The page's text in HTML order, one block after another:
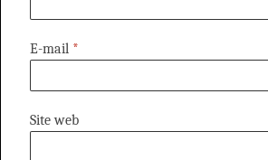
E-mail *
Site web